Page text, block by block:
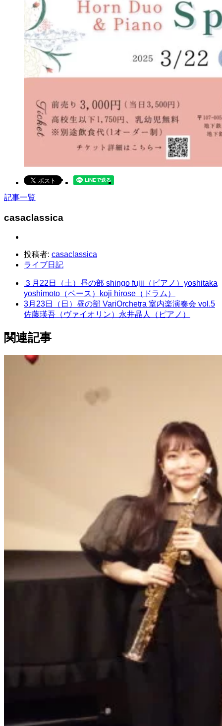
記事一覧
casaclassica
投稿者: casaclassica
ライブ日記
３月22日（土）昼の部 shingo fujii（ピアノ）yoshitaka
yoshimoto（ベース）koji hirose（ドラム）
3月23日（日）昼の部 VariOrchetra 室内楽演奏会 vol.5
佐藤瑛吾（ヴァイオリン）永井晶人（ピアノ）
関連記事